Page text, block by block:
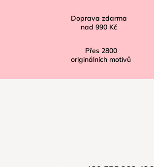
Doprava zdarma
nad 990 Kč
Přes 2800
originálních motivů